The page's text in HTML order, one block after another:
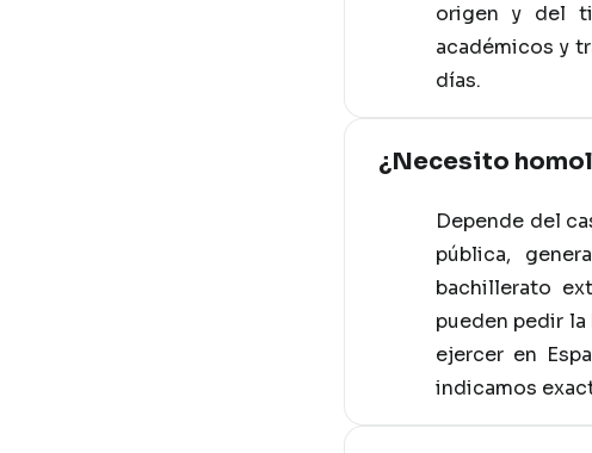
origen y del
académicos y
días.
¿Necesito
Depende del
pública,
bachillerato
pueden pedir
ejercer en
indicamos